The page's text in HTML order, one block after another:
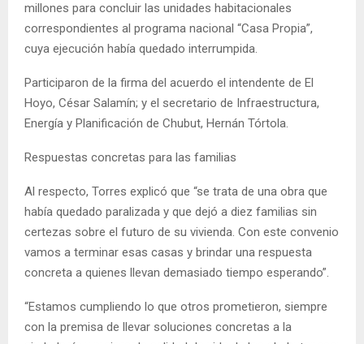
millones para concluir las unidades habitacionales
correspondientes al programa nacional “Casa Propia”,
cuya ejecución había quedado interrumpida.
Participaron de la firma del acuerdo el intendente de El
Hoyo, César Salamín; y el secretario de Infraestructura,
Energía y Planificación de Chubut, Hernán Tórtola.
Respuestas concretas para las familias
Al respecto, Torres explicó que “se trata de una obra que
había quedado paralizada y que dejó a diez familias sin
certezas sobre el futuro de su vivienda. Con este convenio
vamos a terminar esas casas y brindar una respuesta
concreta a quienes llevan demasiado tiempo esperando”.
“Estamos cumpliendo lo que otros prometieron, siempre
con la premisa de llevar soluciones concretas a la